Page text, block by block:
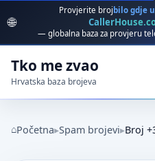
🌐
Provjerite broj bilo gdje
— globalna baza za provjeru
Tko me zvao
Hrvatska baza brojeva
Početna Spam brojevi Broj